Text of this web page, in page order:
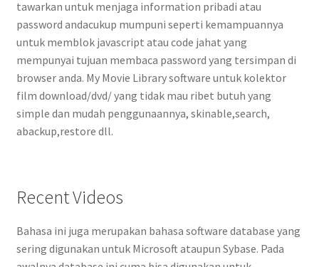
tawarkan untuk menjaga information pribadi atau
password andacukup mumpuni seperti kemampuannya
untuk memblok javascript atau code jahat yang
mempunyai tujuan membaca password yang tersimpan di
browser anda. My Movie Library software untuk kolektor
film download/dvd/ yang tidak mau ribet butuh yang
simple dan mudah penggunaannya, skinable,search,
abackup,restore dll.
Recent Videos
Bahasa ini juga merupakan bahasa software database yang
sering digunakan untuk Microsoft ataupun Sybase. Pada